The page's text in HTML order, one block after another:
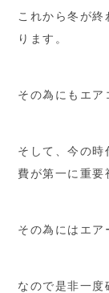
これから冬が
ります。
その為にもエア
そして、今の
費が第一に重要
その為にはエア
なので是非一度